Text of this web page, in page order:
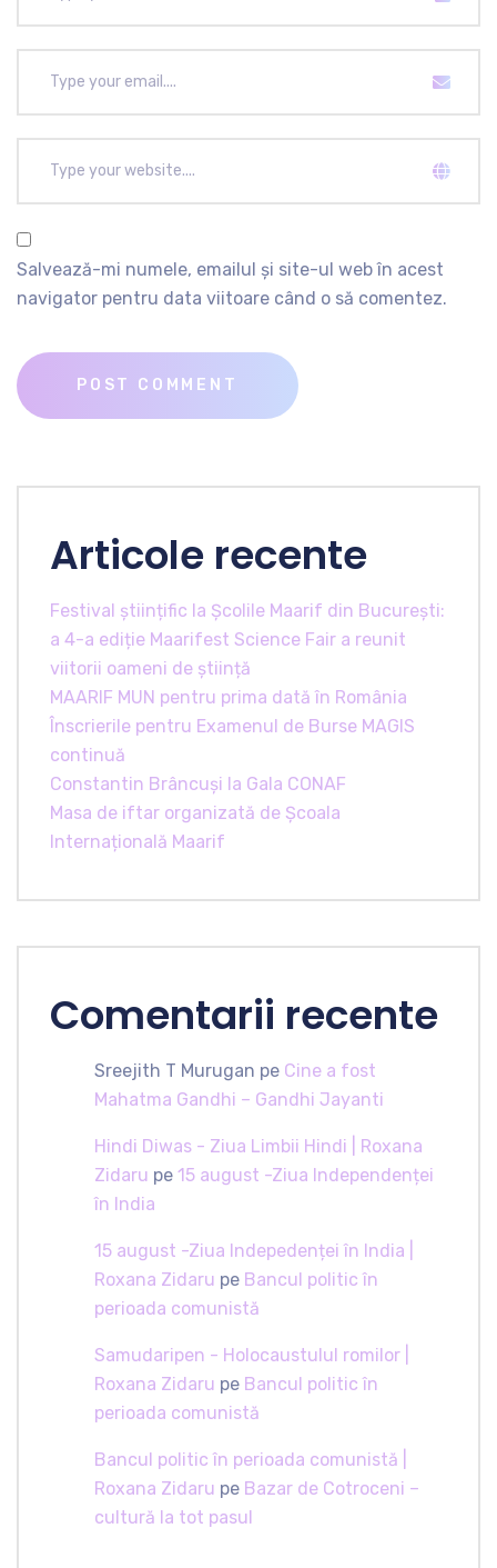
Salvează-mi numele, emailul și site-ul web în acest
navigator pentru data viitoare când o să comentez.
Articole recente
Festival științific la Școlile Maarif din București:
a 4-a ediție Maarifest Science Fair a reunit
viitorii oameni de știință
MAARIF MUN pentru prima dată în România
Înscrierile pentru Examenul de Burse MAGIS
continuă
Constantin Brâncuși la Gala CONAF
Masa de iftar organizată de Școala
Internațională Maarif
Comentarii recente
Sreejith T Murugan pe Cine a fost
Mahatma Gandhi – Gandhi Jayanti
Hindi Diwas - Ziua Limbii Hindi | Roxana
Zidaru pe 15 august -Ziua Independenței
în India
15 august -Ziua Indepedenței în India |
Roxana Zidaru pe Bancul politic în
perioada comunistă
Samudaripen - Holocaustulul romilor |
Roxana Zidaru pe Bancul politic în
perioada comunistă
Bancul politic în perioada comunistă |
Roxana Zidaru pe Bazar de Cotroceni –
cultură la tot pasul